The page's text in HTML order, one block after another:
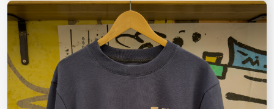
VIDI JOŠ